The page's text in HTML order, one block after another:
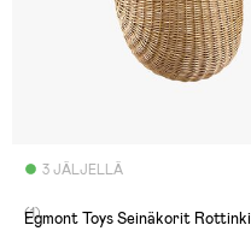
3 JÄLJELLÄ
(1)
Egmont Toys Seinäkorit Rottinki